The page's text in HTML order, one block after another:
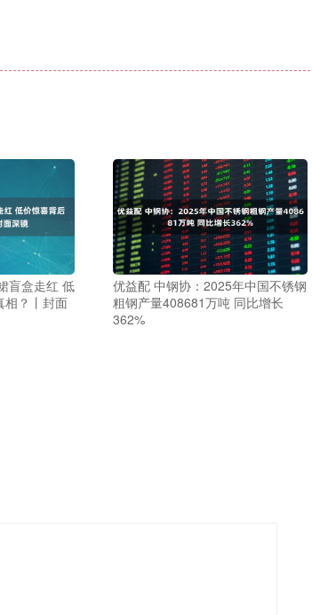
盲盒走红 低
相？丨封面
优益配 中钢协：2025年中国不锈钢
粗钢产量408681万吨 同比增长
362%